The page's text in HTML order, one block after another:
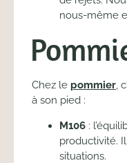
nous-même
Chez le pommier,
à son pied :
M106 :
productivité.
situations.